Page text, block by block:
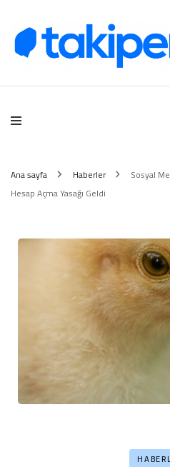
Takipera
Ana sayfa Haberler
Sosyal
Hesap Açma Yasağı Geldi